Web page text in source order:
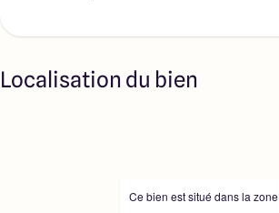
Localisation du bien
Ce bien est situé dans la zone